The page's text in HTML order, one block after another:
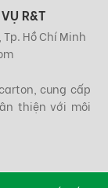
R&T
Hồ Chí Minh
cung cấp
thiện với môi